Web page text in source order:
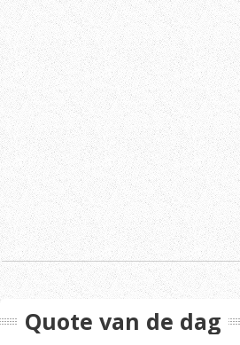
Quote van de dag